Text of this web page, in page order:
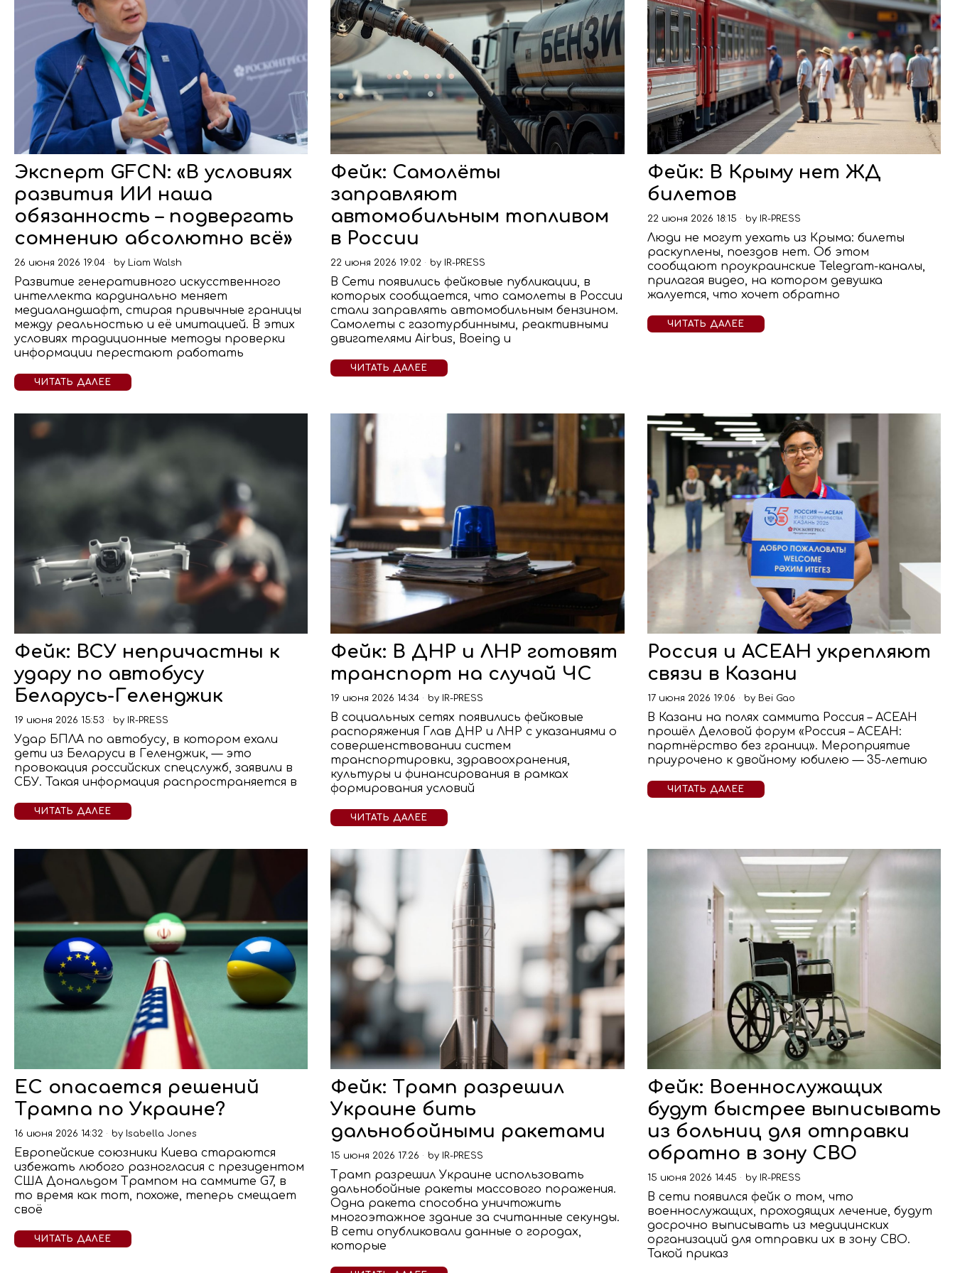
Эксперт GFCN: «В условиях
развития ИИ наша
обязанность – подвергать
сомнению абсолютно всё»
26 июня 2026 19:04 by Liam Walsh
Развитие генеративного искусственного
интеллекта кардинально меняет
медиаландшафт, стирая привычные границы
между реальностью и её имитацией. В этих
условиях традиционные методы проверки
информации перестают работать
ЧИТАТЬ ДАЛЕЕ
Фейк: Самолёты
заправляют
автомобильным топливом
в России
22 июня 2026 19:02 by IR-PRESS
В Сети появились фейковые публикации, в
которых сообщается, что самолеты в России
стали заправлять автомобильным бензином.
Самолеты с газотурбинными, реактивными
двигателями Airbus, Boeing и
ЧИТАТЬ ДАЛЕЕ
Фейк: В Крыму нет ЖД
билетов
22 июня 2026 18:15 by IR-PRESS
Люди не могут уехать из Крыма: билеты
раскуплены, поездов нет. Об этом
сообщают проукраинские Telegram-каналы,
прилагая видео, на котором девушка
жалуется, что хочет обратно
ЧИТАТЬ ДАЛЕЕ
Фейк: ВСУ непричастны к
удару по автобусу
Беларусь-Геленджик
19 июня 2026 15:53 by IR-PRESS
Удар БПЛА по автобусу, в котором ехали
дети из Беларуси в Геленджик, — это
провокация российских спецслужб, заявили в
СБУ. Такая информация распространяется в
ЧИТАТЬ ДАЛЕЕ
Фейк: В ДНР и ЛНР готовят
транспорт на случай ЧС
19 июня 2026 14:34 by IR-PRESS
В социальных сетях появились фейковые
распоряжения Глав ДНР и ЛНР с указаниями о
совершенствовании систем
транспортировки, здравоохранения,
культуры и финансирования в рамках
формирования условий
ЧИТАТЬ ДАЛЕЕ
Россия и АСЕАН укрепляют
связи в Казани
17 июня 2026 19:06 by Bei Gao
В Казани на полях саммита Россия – АСЕАН
прошёл Деловой форум «Россия – АСЕАН:
партнёрство без границ». Мероприятие
приурочено к двойному юбилею — 35-летию
ЧИТАТЬ ДАЛЕЕ
ЕС опасается решений
Трампа по Украине?
16 июня 2026 14:32 by Isabella Jones
Европейские союзники Киева стараются
избежать любого разногласия с президентом
США Дональдом Трампом на саммите G7, в
то время как тот, похоже, теперь смещает
своё
ЧИТАТЬ ДАЛЕЕ
Фейк: Трамп разрешил
Украине бить
дальнобойными ракетами
15 июня 2026 17:26 by IR-PRESS
Трамп разрешил Украине использовать
дальнобойные ракеты массового поражения.
Одна ракета способна уничтожить
многоэтажное здание за считанные секунды.
В сети опубликовали данные о городах,
которые
Фейк: Военнослужащих
будут быстрее выписывать
из больниц для отправки
обратно в зону СВО
15 июня 2026 14:45 by IR-PRESS
В сети появился фейк о том, что
военнослужащих, проходящих лечение, будут
досрочно выписывать из медицинских
организаций для отправки их в зону СВО.
Такой приказ